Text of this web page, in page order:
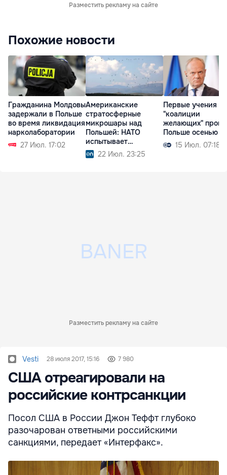
Разместить рекламу на сайте
Похожие новости
Гражданина Молдовы
задержали в Польше
во время ликвидация
нарколаборатории
27 Июл. 17:02
Американские
стратосферные
микрошары над
Польшей: НАТО
испытывает
технологии будущего
22 Июл. 23:25
Первые учения
"коалиции
желающих"
Польше осенью
15 Июл. 07:18
Разместить рекламу на сайте
Vesti 28 июля 2017, 15:16 7 980
США отреагировали на
российские контрсанкции
Посол США в России Джон Теффт глубоко
разочарован ответными российскими
санкциями, передает «Интерфакс».